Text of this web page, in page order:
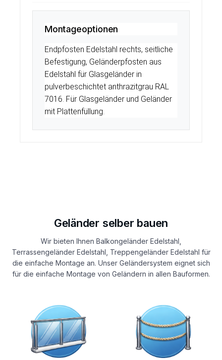
Montageoptionen
Endpfosten Edelstahl rechts, seitliche
Befestigung, Geländerpfosten aus
Edelstahl für Glasgeländer in
pulverbeschichtet anthrazitgrau RAL
7016. Für Glasgeländer und Geländer
mit Plattenfüllung.
Geländer selber bauen
Wir bieten Ihnen Balkongeländer Edelstahl,
Terrassengeländer Edelstahl, Treppengeländer Edelstahl für
die einfache Montage an. Unser Geländersystem eignet sich
für die einfache Montage von Geländern in allen Bauformen.